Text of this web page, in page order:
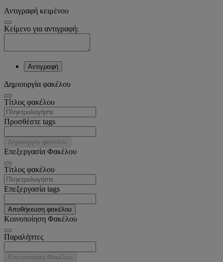
Αντιγραφή κειμένου
Κείμενο για αντιγραφή:
Αντιγραφή
Δημιουργία φακέλου
Tίτλος φακέλου
Προσθέστε tags
Δημιουργία φακέλου
Επεξεργασία Φακέλου
Tίτλος φακέλου
Επεξεργασία tags
Αποθήκευση φακέλου
Κοινοποίηση Φακέλου
Παραλήπτες
Κοινοποίηση Φακέλου